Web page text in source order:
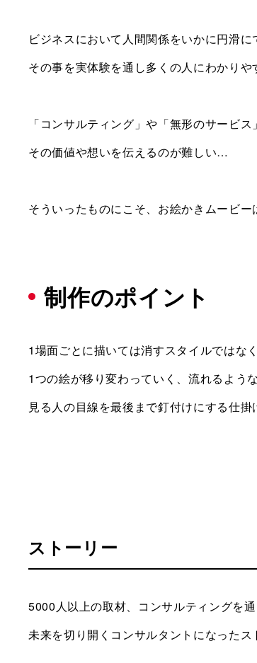
ビジネスにおいて人間関係をいかに円滑に
その事を実体験を通し多くの人にわかりや
「コンサルティング」や「無形のサービス
その価値や想いを伝えるのが難しい…
そういったものにこそ、お絵かきムービー
制作のポイント
1場面ごとに描いては消すスタイルではなく
1つの絵が移り変わっていく、流れるよう
見る人の目線を最後まで釘付けにする仕掛
ストーリー
5000人以上の取材、コンサルティングを
未来を切り開くコンサルタントになったス